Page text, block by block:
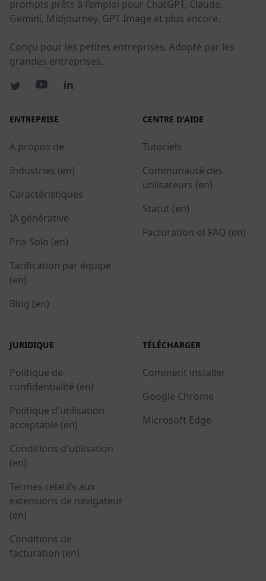
prompts prêts à l’emploi pour ChatGPT, Claude,
Gemini, Midjourney, GPT Image et plus encore.
Conçu pour les petites entreprises. Adopté par les
grandes entreprises.
ENTREPRISE
A propos de
Industries (en)
Caractéristiques
IA générative
Prix Solo (en)
Tarification par équipe
(en)
Blog (en)
CENTRE D'AIDE
Tutoriels
Communauté des
utilisateurs (en)
Statut (en)
Facturation et FAQ (en)
JURIDIQUE
Politique de
confidentialité (en)
Politique d'utilisation
acceptable (en)
Conditions d'utilisation
(en)
Termes relatifs aux
extensions de navigateur
(en)
Conditions de
facturation (en)
TÉLÉCHARGER
Comment installer
Google Chrome
Microsoft Edge